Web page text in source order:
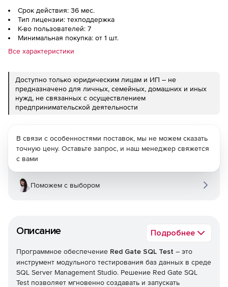
Срок действия: 36 мес.
Тип лицензии: техподдержка
К-во пользователей: 7
Минимальная покупка: от 1 шт.
Все характеристики
Доступно только юридическим лицам и ИП – не
предназначено для личных, семейных, домашних и иных
нужд, не связанных с осуществлением
предпринимательской деятельности
Описание Подробнее
Программное обеспечение Red Gate SQL Test – это
инструмент модульного тестирования баз данных в среде
SQL Server Management Studio. Решение Red Gate SQL
Test позволяет мгновенно создавать и запускать
В связи с особенностями поставок, мы не можем сказать
точную цену. Оставьте запрос, и наш менеджер свяжется
с вами
Поможем с выбором